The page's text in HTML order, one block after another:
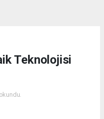
Teknolojisi